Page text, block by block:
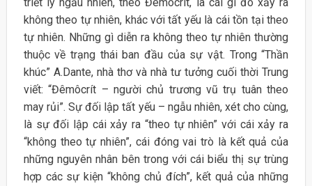
không theo tự nhiên, khác với tất yếu là cái tồn tại theo
tự nhiên. Những gì diễn ra không theo tự nhiên thường
thuộc về trạng thái ban đầu của sự vật. Trong “Thần
khúc” A.Dante, nhà thơ và nhà tư tưởng cuối thời Trung
viết: “Đêmôcrít – người chủ trương vũ trụ tuân theo
may rủi”. Sự đối lập tất yếu – ngẫu nhiên, xét cho cùng,
là sự đối lập cái xảy ra “theo tự nhiên” với cái xảy ra
“không theo tự nhiên”, cái đóng vai trò là kết quả của
những nguyên nhân bên trong với cái biểu thị sự trùng
hợp các sự kiện “không chủ đích”, kết quả của những